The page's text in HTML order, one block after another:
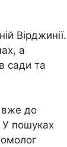
Вірджинії.
а
сади та
вже до
пошуках